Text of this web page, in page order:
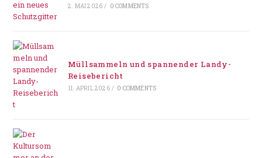
2. MAI 2026 / 0 COMMENTS
Müllsammeln und spannender Landy-
Reisebericht
11. APRIL 2026 / 0 COMMENTS